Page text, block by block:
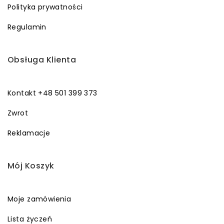
Polityka prywatności
Regulamin
Obsługa Klienta
Kontakt +48 501 399 373
Zwrot
Reklamacje
Mój Koszyk
Moje zamówienia
Lista życzeń